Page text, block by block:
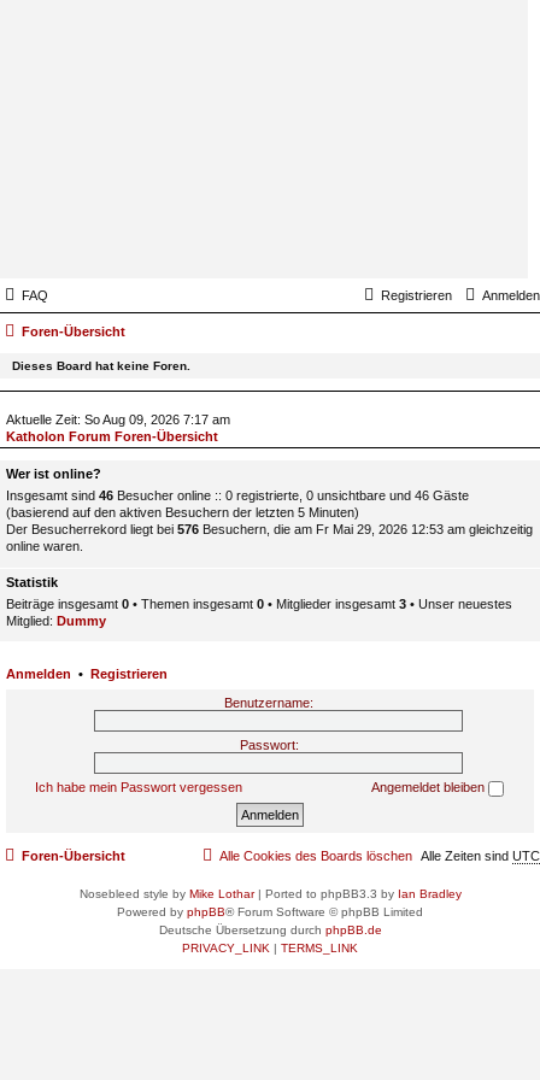
FAQ Anmelden
Registrieren
Foren-Übersicht
Dieses Board hat keine Foren.
Aktuelle Zeit: So Aug 09, 2026 7:17 am
Katholon Forum Foren-Übersicht
Wer ist online?
Insgesamt sind 46 Besucher online :: 0 registrierte, 0 unsichtbare und 46 Gäste
(basierend auf den aktiven Besuchern der letzten 5 Minuten)
Der Besucherrekord liegt bei 576 Besuchern, die am Fr Mai 29, 2026 12:53 am gleichzeitig
online waren.
Statistik
Beiträge insgesamt 0 • Themen insgesamt 0 • Mitglieder insgesamt 3 • Unser neuestes
Mitglied: Dummy
Anmelden • Registrieren
Benutzername:
Passwort:
Ich habe mein Passwort vergessen Angemeldet bleiben
Foren-Übersicht Alle Zeiten sind UTC
Alle Cookies des Boards löschen
Nosebleed style by Mike Lothar| Ported to phpBB3.3 by Ian Bradley
Powered by phpBB® Forum Software © phpBB Limited
Deutsche Übersetzung durch phpBB.de
PRIVACY_LINK | TERMS_LINK